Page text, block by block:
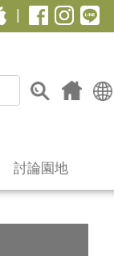
討論園地